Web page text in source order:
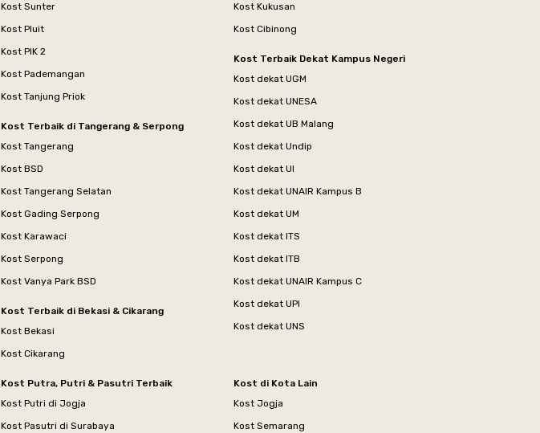
Kost Sunter
Kost Pluit
Kost PIK 2
Kost Pademangan
Kost Tanjung Priok
Kost Terbaik di Tangerang & Serpong
Kost Tangerang
Kost BSD
Kost Tangerang Selatan
Kost Gading Serpong
Kost Karawaci
Kost Serpong
Kost Vanya Park BSD
Kost Terbaik di Bekasi & Cikarang
Kost Bekasi
Kost Cikarang
Kost Kukusan
Kost Cibinong
Kost Terbaik Dekat Kampus Negeri
Kost dekat UGM
Kost dekat UNESA
Kost dekat UB Malang
Kost dekat Undip
Kost dekat UI
Kost dekat UNAIR Kampus B
Kost dekat UM
Kost dekat ITS
Kost dekat ITB
Kost dekat UNAIR Kampus C
Kost dekat UPI
Kost dekat UNS
Kost Putra, Putri & Pasutri Terbaik
Kost Putri di Jogja
Kost Pasutri di Surabaya
Kost di Kota Lain
Kost Jogja
Kost Semarang